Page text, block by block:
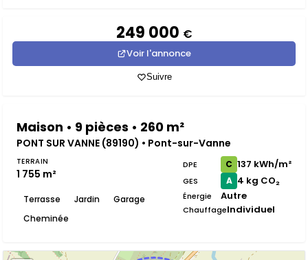
249 000 €
Voir l'annonce
Suivre
Maison • 9 pièces • 260 m²
PONT SUR VANNE (89190) • Pont-sur-Vanne
TERRAIN
1 755 m²
Terrasse Jardin
Garage
Cheminée
DPE C 137 kWh/m²
GES A 4 kg CO₂
Énergie Autre
ChauffageIndividuel